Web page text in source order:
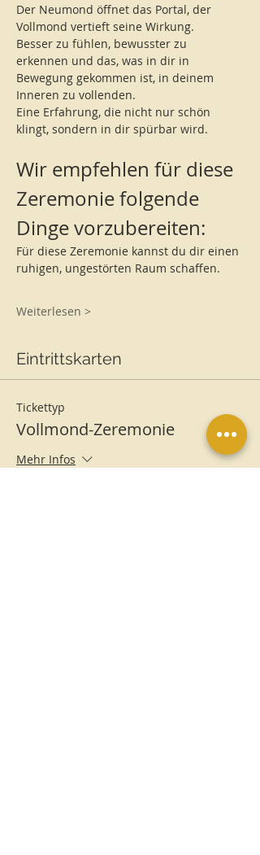
Der Neumond öffnet das Portal, der
Vollmond vertieft seine Wirkung.
Besser zu fühlen, bewusster zu
erkennen und das, was in dir in
Bewegung gekommen ist, in deinem
Inneren zu vollenden.
Eine Erfahrung, die nicht nur schön
klingt, sondern in dir spürbar wird.
Wir empfehlen für diese
Zeremonie folgende
Dinge vorzubereiten:
Für diese Zeremonie kannst du dir einen
ruhigen, ungestörten Raum schaffen.
Weiterlesen >
Eintrittskarten
Tickettyp
Vollmond-Zeremonie
Mehr Infos